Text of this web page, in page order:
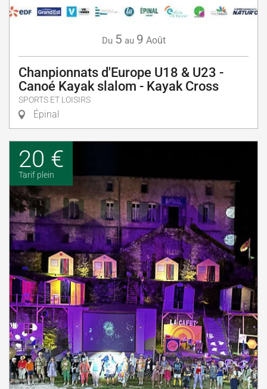
Du 5 au 9 Août
Chanpionnats d'Europe U18 & U23 -
Canoé Kayak slalom - Kayak Cross
SPORTS ET LOISIRS
Épinal
20 €
Tarif plein